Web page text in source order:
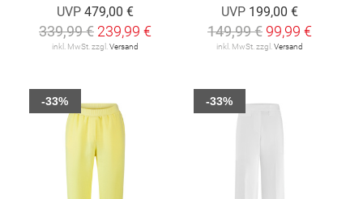
UVP 479,00 €
339,99 € 239,99 €
inkl. MwSt. zzgl.Versand
UVP 199,00 €
149,99 € 99,99 €
inkl. MwSt. zzgl.Versand
-33% -33%